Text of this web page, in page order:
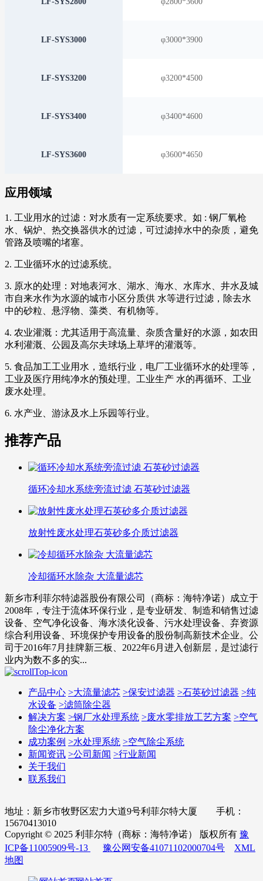
LF-SYS3000 φ3000*3900
LF-SYS3200 φ3200*4500
LF-SYS3400 φ3400*4600
LF-SYS3600 φ3600*4650
应用领域
1. 工业用水的过滤：对水质有一定系统要求。如 : 钢厂氧枪
水、锅炉、热交换器供水的过滤，可过滤掉水中的杂质，避免
管路及喷嘴的堵塞。
2. 工业循环水的过滤系统。
3. 原水的处理：对地表河水、湖水、海水、水库水、井水及城
市自来水作为水源的城市小区分质供 水等进行过滤，除去水
中的砂粒、悬浮物、藻类、有机物等。
4. 农业灌溉：尤其适用于高流量、杂质含量好的水源，如农田
水利灌溉、公园及高尔夫球场上草坪的灌溉等。
5. 食品加工工业用水，造纸行业，电厂工业循环水的处理等，
工业及医疗用纯净水的预处理。工业生产 水的再循环、工业
废水处理。
6. 水产业、游泳及水上乐园等行业。
推荐产品
循环冷却水系统旁流过滤 石英砂过滤器
放射性废水处理石英砂多介质过滤器
冷却循环水除杂 大流量滤芯
新乡市利菲尔特滤器股份有限公司（商标：海特净诺）成立于
2008年，专注于流体环保行业，是专业研发、制造和销售过滤
设备、空气净化设备、海水淡化设备、污水处理设备、弃资源
综合利用设备、环境保护专用设备的股份制高新技术企业。公
司于2016年7月挂牌新三板、2022年6月进入创新层，是过滤行
业内为数不多的实...
产品中心 >大流量滤芯 >保安过滤器 >石英砂过滤器 >纯
水设备 >滤筒除尘器
解决方案 >钢厂水处理系统 >废水零排放工艺方案 >空气
除尘净化方案
成功案例 >水处理系统 >空气除尘系统
新闻资讯 >公司新闻 >行业新闻
关于我们
联系我们
地址：新乡市牧野区宏力大道9号利菲尔特大厦 手机：
15670413010
Copyright © 2025 利菲尔特（商标：海特净诺） 版权所有 豫
ICP备11005909号-13
豫公网安备41071102000704号
XML
地图